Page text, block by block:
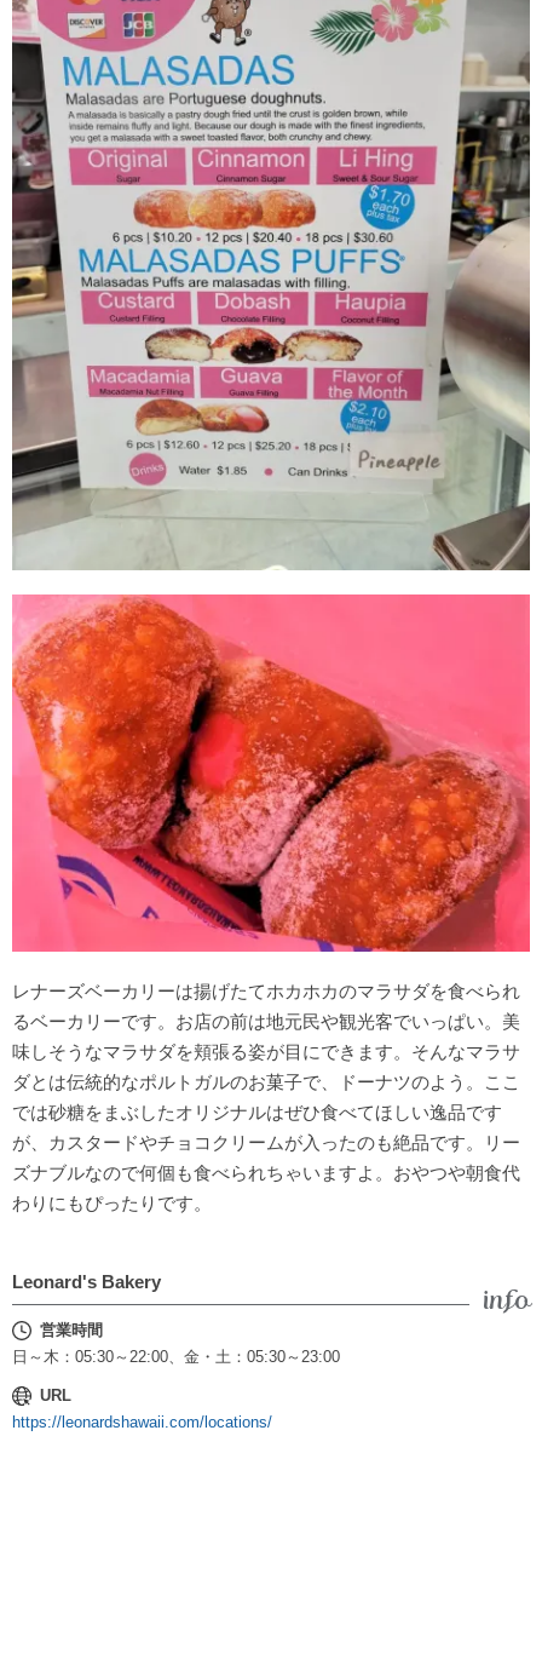
レナーズベーカリーは揚げたてホカホカのマラサダを食べられ
るベーカリーです。お店の前は地元民や観光客でいっぱい。美
味しそうなマラサダを頬張る姿が目にできます。そんなマラサ
ダとは伝統的なポルトガルのお菓子で、ドーナツのよう。ここ
では砂糖をまぶしたオリジナルはぜひ食べてほしい逸品です
が、カスタードやチョコクリームが入ったのも絶品です。リー
ズナブルなので何個も食べられちゃいますよ。おやつや朝食代
わりにもぴったりです。
Leonard's Bakery
営業時間
日～木：05:30～22:00、金・土：05:30～23:00
URL
https://leonardshawaii.com/locations/